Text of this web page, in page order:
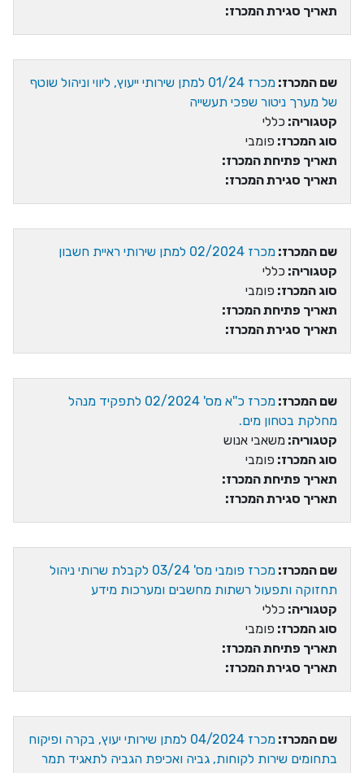
תאריך סגירת המכרז:
שם המכרז:
מכרז 01/24 למתן שירותי ייעוץ, ליווי וניהול שוטף
של מערך ניטור שפכי תעשייה
קטגוריה: כללי
סוג המכרז: פומבי
תאריך פתיחת המכרז:
תאריך סגירת המכרז:
שם המכרז: מכרז 02/2024 למתן שירותי ראיית חשבון
קטגוריה: כללי
סוג המכרז: פומבי
תאריך פתיחת המכרז:
תאריך סגירת המכרז:
שם המכרז:
מכרז כ''א מס' 02/2024 לתפקיד מנהל
מחלקת בטחון מים.
קטגוריה: משאבי אנוש
סוג המכרז: פומבי
תאריך פתיחת המכרז:
תאריך סגירת המכרז:
שם המכרז:
מכרז פומבי מס' 03/24 לקבלת שרותי ניהול
תחזוקה ותפעול רשתות מחשבים ומערכות מידע
קטגוריה: כללי
סוג המכרז: פומבי
תאריך פתיחת המכרז:
תאריך סגירת המכרז:
שם המכרז:
מכרז 04/2024 למתן שירותי יעוץ, בקרה ופיקוח
בתחומים שירות לקוחות, גביה ואכיפת הגביה לתאגיד תמר